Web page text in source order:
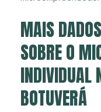
MAIS
SOBRE O
INDIVIDUAL
BOTUVERÁ